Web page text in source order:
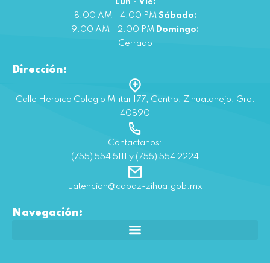
8:00 AM - 4:00 PM Sábado:
9:00 AM - 2:00 PM Domingo:
Cerrado
Dirección:
Calle Heroico Colegio Militar 177, Centro, Zihuatanejo, Gro.
40890
Contactanos:
(755) 554 5111 y (755) 554 2224
uatencion@capaz-zihua.gob.mx
Navegación: